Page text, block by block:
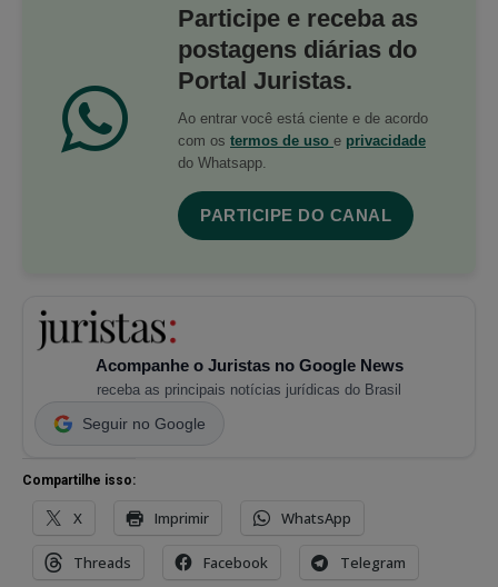
Participe e receba as
postagens diárias do
Portal Juristas.
Ao entrar você está ciente e de acordo
com os termos de uso e privacidade
do Whatsapp.
PARTICIPE DO CANAL
Acompanhe o Juristas no Google News
receba as principais notícias jurídicas do Brasil
Seguir no Google
Compartilhe isso:
X Imprimir WhatsApp
Threads Facebook Telegram